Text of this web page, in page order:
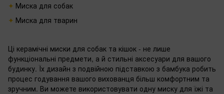
Миска для собак
Миска для тварин
Ці керамічні миски для собак та кішок - не лише
функціональні предмети, а й стильні аксесуари для вашого
будинку. Їх дизайн з подвійною підставкою з бамбука робить
процес годування вашого вихованця більш комфортним та
зручним. Ви можете використовувати одну миску для їжі та